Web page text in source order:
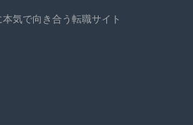
気で向き合う転職サイト